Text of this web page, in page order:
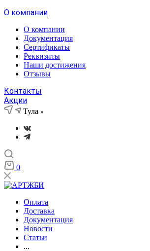
О компании
О компании
Документация
Сертификаты
Реквизиты
Наши достижения
Отзывы
Контакты
Акции
Тула
0
Оплата
Доставка
Документация
Новости
Статьи
...